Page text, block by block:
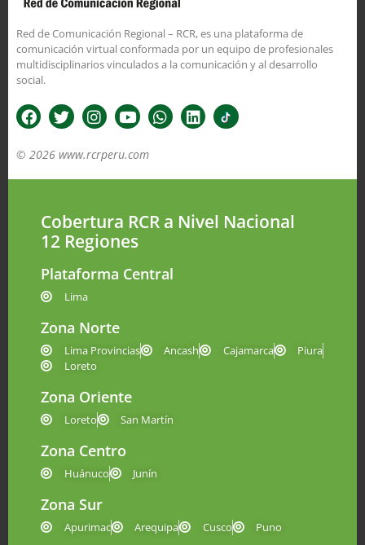
Red de Comunicación Regional – RCR, es una plataforma de
comunicación virtual conformada por un equipo de profesionales
multidisciplinarios vinculados a la comunicación y al desarrollo
social.
© 2026 www.rcrperu.com
Cobertura RCR a Nivel Nacional
12 Regiones
Plataforma Central
Lima
Zona Norte
Lima Provincias Ancash Cajamarca
Piura
Loreto
Zona Oriente
Loreto San Martín
Zona Centro
Huánuco Junín
Zona Sur
Apurimac Arequipa Cusco Puno